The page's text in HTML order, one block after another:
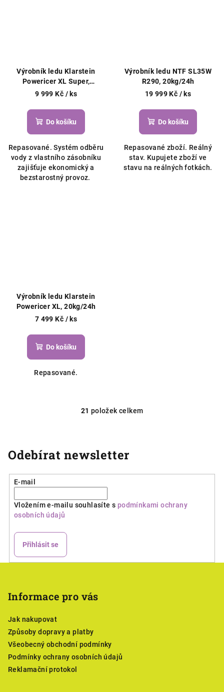
Výrobník ledu Klarstein
Powericer XL Super,
20kg/24h
9 999 Kč / ks
Do košíku
Repasované. Systém odběru
vody z vlastního zásobníku
zajišťuje ekonomický a
bezstarostný provoz.
Výrobník ledu NTF SL35W
R290, 20kg/24h
19 999 Kč / ks
Do košíku
Repasované zboží. Reálný
stav. Kupujete zboží ve
stavu na reálných fotkách.
Výrobník ledu Klarstein
Powericer XL, 20kg/24h
7 499 Kč / ks
Do košíku
Repasované.
O
á
d
a
p
v
21 položek celkem
Odebírat newsletter
E-mail
Vložením e-mailu souhlasíte s podmínkami ochrany
osobních údajů
Přihlásit se
Informace pro vás
Jak nakupovat
Způsoby dopravy a platby
Všeobecný obchodní podmínky
Podmínky ochrany osobních údajů
Reklamační protokol